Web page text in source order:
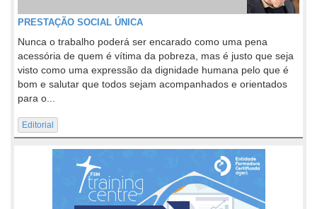
PRESTAÇÃO SOCIAL ÚNICA
Nunca o trabalho poderá ser encarado como uma pena
acessória de quem é vítima da pobreza, mas é justo que seja
visto como uma expressão da dignidade humana pelo que é
bom e salutar que todos sejam acompanhados e orientados
para o...
Editorial